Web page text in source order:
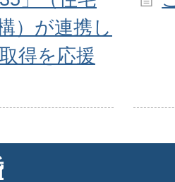
）が連携し
得を応援